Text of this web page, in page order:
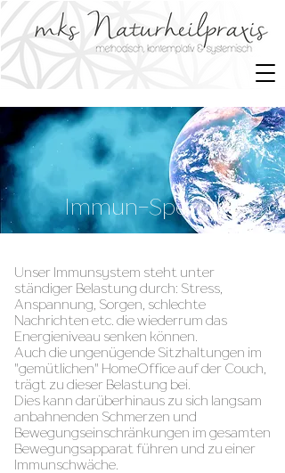
Immun-Spezial
Unser Immunsystem steht unter
ständiger Belastung durch: Stress,
Anspannung, Sorgen, schlechte
Nachrichten etc. die wiederrum das
Energieniveau senken können.
Auch die ungenügende Sitzhaltungen im
"gemütlichen" HomeOffice auf der Couch,
trägt zu dieser Belastung bei.
Dies kann darüberhinaus zu sich langsam
anbahnenden Schmerzen und
Bewegungseinschränkungen im gesamten
Bewegungsapparat führen und zu einer
Immunschwäche.